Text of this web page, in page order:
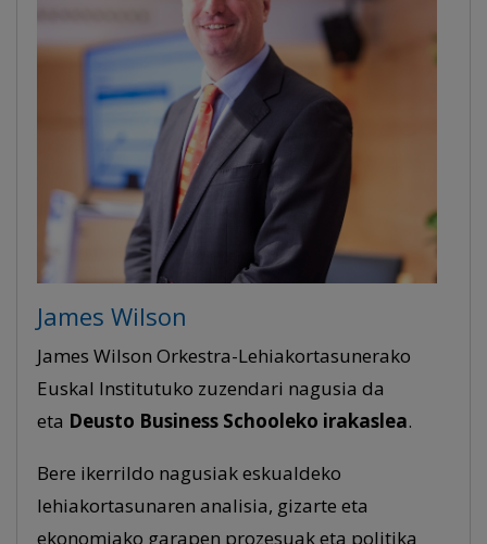
James Wilson
James Wilson Orkestra-Lehiakortasunerako
Euskal Institutuko zuzendari nagusia da
eta Deusto Business Schooleko irakaslea.
Bere ikerrildo nagusiak eskualdeko
lehiakortasunaren analisia, gizarte eta
ekonomiako garapen prozesuak eta politika